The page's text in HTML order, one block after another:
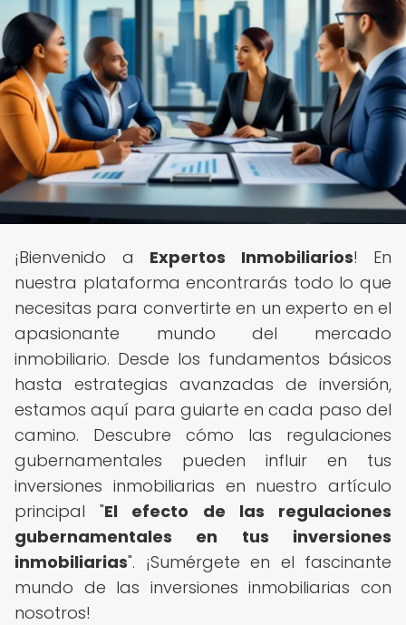
¡Bienvenido a Expertos Inmobiliarios! En
nuestra plataforma encontrarás todo lo que
necesitas para convertirte en un experto en el
apasionante mundo del mercado
inmobiliario. Desde los fundamentos básicos
hasta estrategias avanzadas de inversión,
estamos aquí para guiarte en cada paso del
camino. Descubre cómo las regulaciones
gubernamentales pueden influir en tus
inversiones inmobiliarias en nuestro artículo
principal "El efecto de las regulaciones
gubernamentales en tus inversiones
inmobiliarias". ¡Sumérgete en el fascinante
mundo de las inversiones inmobiliarias con
nosotros!